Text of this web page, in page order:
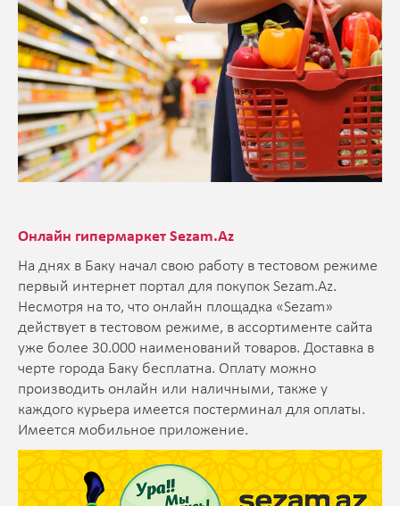
Онлайн гипермаркет Sezam.Az
На днях в Баку начал cвою работу в тестовом режиме
первый интернет портал для покупок Sezam.Az.
Несмотря на то, что онлайн площадка «Sezam»
действует в тестовом режиме, в ассортименте сайта
уже более 30.000 наименований товаров. Доставка в
черте города Баку бесплатна. Оплату можно
производить онлайн или наличными, также у
каждого курьера имеется постерминал для оплаты.
Имеется мобильное приложение.